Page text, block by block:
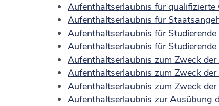
Aufenthaltserlaubnis für
Aufenthaltserlaubnis für
Aufenthaltserlaubnis für
Aufenthaltserlaubnis für
Aufenthaltserlaubnis zum Zweck
Aufenthaltserlaubnis zum Zweck
Aufenthaltserlaubnis zum Zweck
Aufenthaltserlaubnis zur Ausübung